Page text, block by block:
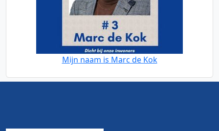
Mijn naam is Marc de Kok